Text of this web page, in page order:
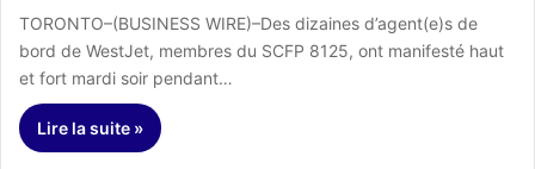
TORONTO–(BUSINESS WIRE)–Des dizaines d’agent(e)s de
bord de WestJet, membres du SCFP 8125, ont manifesté haut
et fort mardi soir pendant…
Lire la suite »